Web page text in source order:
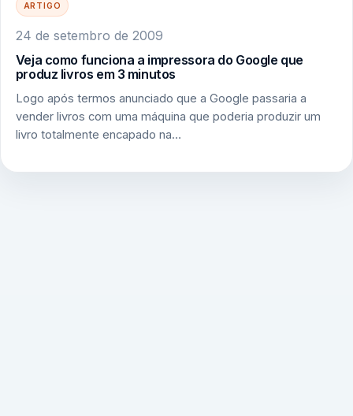
ARTIGO
24 de setembro de 2009
Veja como funciona a impressora do Google que
produz livros em 3 minutos
Logo após termos anunciado que a Google passaria a
vender livros com uma máquina que poderia produzir um
livro totalmente encapado na…